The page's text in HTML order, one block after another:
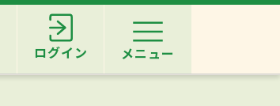
ログイン メニュー